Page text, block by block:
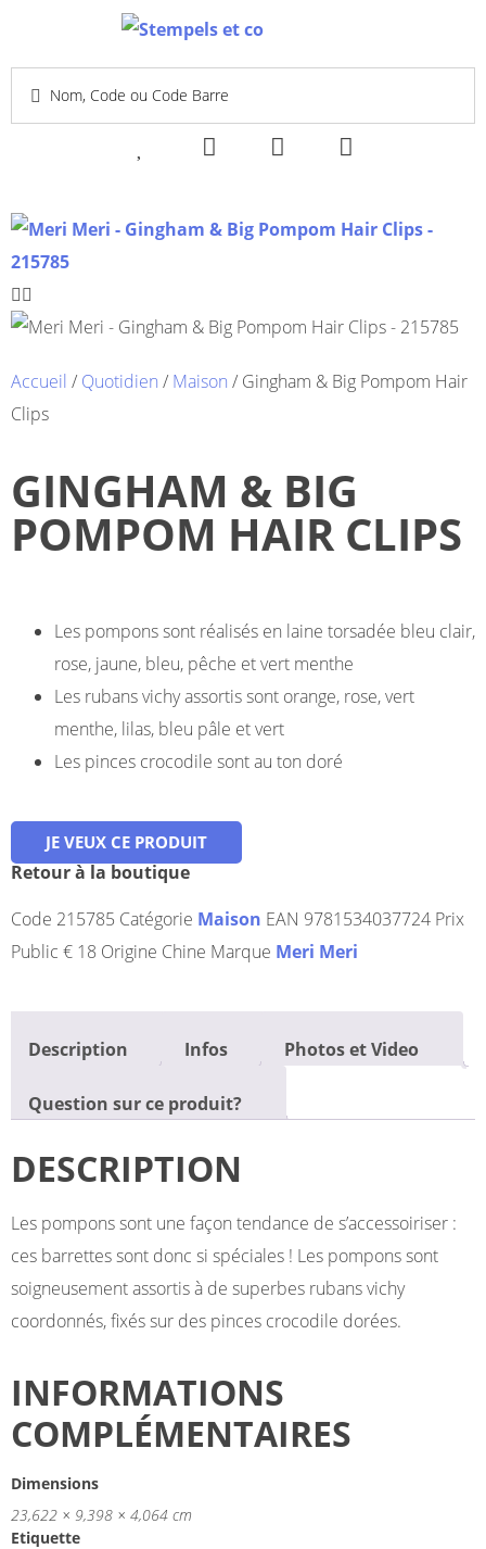
Accueil / Quotidien / Maison / Gingham & Big Pompom Hair
Clips
GINGHAM & BIG
POMPOM HAIR CLIPS
Les pompons sont réalisés en laine torsadée bleu clair,
rose, jaune, bleu, pêche et vert menthe
Les rubans vichy assortis sont orange, rose, vert
menthe, lilas, bleu pâle et vert
Les pinces crocodile sont au ton doré
JE VEUX CE PRODUIT
Retour à la boutique
Code 215785 Catégorie Maison EAN 9781534037724 Prix
Public € 18 Origine Chine Marque Meri Meri
Description Infos Photos et Video
Question sur ce produit?
DESCRIPTION
Les pompons sont une façon tendance de s’accessoiriser :
ces barrettes sont donc si spéciales ! Les pompons sont
soigneusement assortis à de superbes rubans vichy
coordonnés, fixés sur des pinces crocodile dorées.
INFORMATIONS
COMPLÉMENTAIRES
Dimensions
23,622 × 9,398 × 4,064 cm
Etiquette